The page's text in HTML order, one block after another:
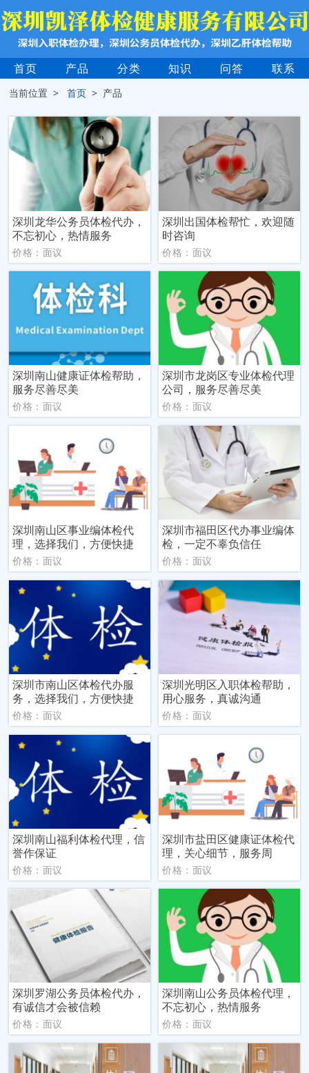
首页 产品 分类 知识 问答 联系
当前位置 >首页 > 产品
深圳龙华公务员体检代办，
不忘初心，热情服务
价格：面议
深圳出国体检帮忙，欢迎随
时咨询
价格：面议
深圳南山健康证体检帮助，
服务尽善尽美
价格：面议
深圳市龙岗区专业体检代理
公司，服务尽善尽美
价格：面议
深圳南山区事业编体检代
理，选择我们，方便快捷
价格：面议
深圳市福田区代办事业编体
检，一定不辜负信任
价格：面议
深圳市南山区体检代办服
务，选择我们，方便快捷
价格：面议
深圳光明区入职体检帮助，
用心服务，真诚沟通
价格：面议
深圳南山福利体检代理，信
誉作保证
价格：面议
深圳市盐田区健康证体检代
理，关心细节，服务周
价格：面议
深圳罗湖公务员体检代办，
有诚信才会被信赖
价格：面议
深圳南山公务员体检代理，
不忘初心，热情服务
价格：面议